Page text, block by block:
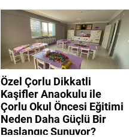
Özel Çorlu Dikkatli
Kaşifler Anaokulu ile
Çorlu Okul Öncesi Eğitimi
Neden Daha Güçlü Bir
Başlangıç Sunuyor?